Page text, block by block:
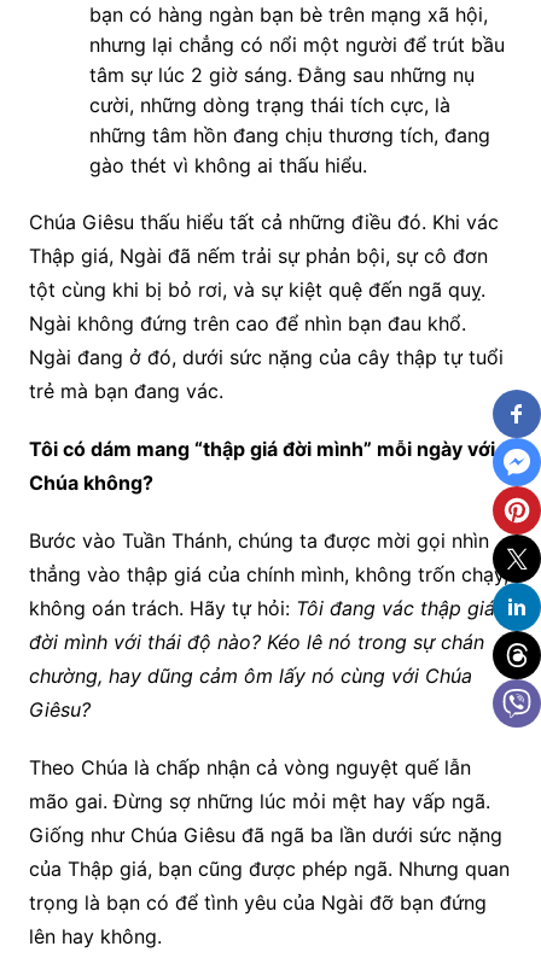
bạn có hàng ngàn bạn bè trên mạng xã hội,
nhưng lại chẳng có nổi một người để trút bầu
tâm sự lúc 2 giờ sáng. Đằng sau những nụ
cười, những dòng trạng thái tích cực, là
những tâm hồn đang chịu thương tích, đang
gào thét vì không ai thấu hiểu.
Chúa Giêsu thấu hiểu tất cả những điều đó. Khi vác
Thập giá, Ngài đã nếm trải sự phản bội, sự cô đơn
tột cùng khi bị bỏ rơi, và sự kiệt quệ đến ngã quỵ.
Ngài không đứng trên cao để nhìn bạn đau khổ.
Ngài đang ở đó, dưới sức nặng của cây thập tự tuổi
trẻ mà bạn đang vác.
Tôi có dám mang “thập giá đời mình” mỗi ngày với
Chúa không?
Bước vào Tuần Thánh, chúng ta được mời gọi nhìn
thẳng vào thập giá của chính mình, không trốn chạy,
không oán trách. Hãy tự hỏi: Tôi đang vác thập giá
đời mình với thái độ nào? Kéo lê nó trong sự chán
chường, hay dũng cảm ôm lấy nó cùng với Chúa
Giêsu?
Theo Chúa là chấp nhận cả vòng nguyệt quế lẫn
mão gai. Đừng sợ những lúc mỏi mệt hay vấp ngã.
Giống như Chúa Giêsu đã ngã ba lần dưới sức nặng
của Thập giá, bạn cũng được phép ngã. Nhưng quan
trọng là bạn có để tình yêu của Ngài đỡ bạn đứng
lên hay không.